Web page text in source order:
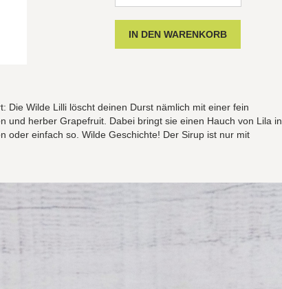
Die Wilde Lilli löscht deinen Durst nämlich mit einer fein
und herber Grapefruit. Dabei bringt sie einen Hauch von Lila in
oder einfach so. Wilde Geschichte! Der Sirup ist nur mit